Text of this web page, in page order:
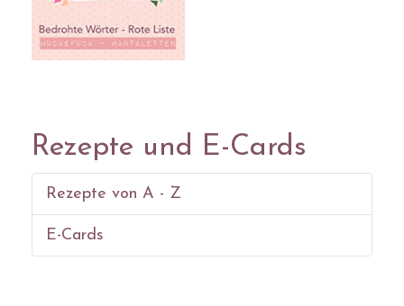
Rezepte und E-Cards
Rezepte von A - Z
E-Cards